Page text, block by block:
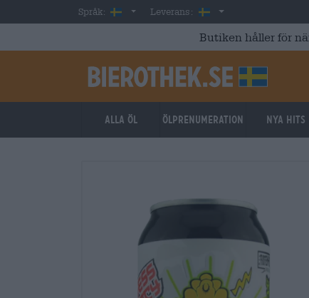
Skip to main content
Språk: SwedishLeverans: Sverige
Butiken håller för
Alla öl ölprenumeration Nya hits